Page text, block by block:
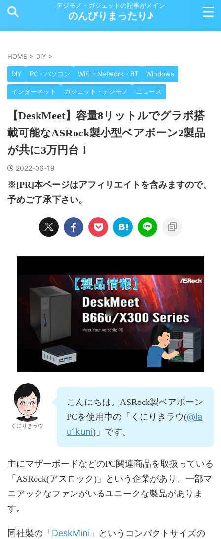
デジモノ・ガジェットの記事がメイン
のんびりまったり♪
HOME > DIY >
DIY PC・パソコン WiFi・Network・BT Windows
インターネット ガジェット・デジモノ ニュース
【DeskMeet】容量8リットルでグラボ搭
載可能なASRock製小型ベアボーン2製品
が共に3万円台！
2022-06-19
※[PR]本ページはアフィリエイトを含みますので、
予めご了承下さい。
くにりきラウ
こんにちは。ASRock製ベアボーン
PCを使用中の「くにりきラウ(@la
u1kuni)」です。
主にマザーボードなどのPC関連商品を取扱っている
「ASRock(アスロック)」という企業があり、一部マ
ニアックなファンがいるユニークな製品がありま
す。
同社製の「 DeskMini 」というコンパクトサイズの